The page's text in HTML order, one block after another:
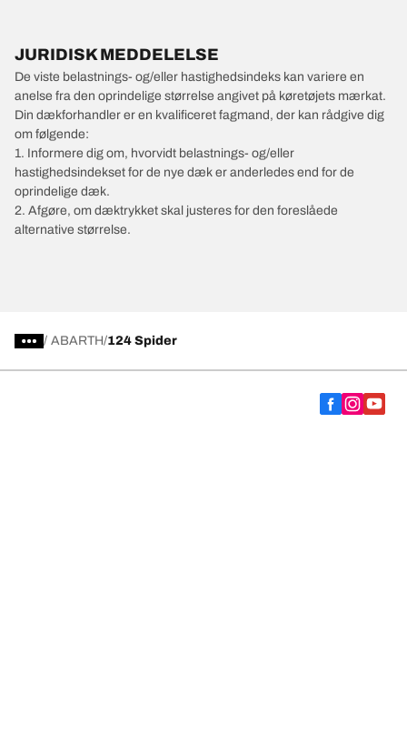
JURIDISK MEDDELELSE
De viste belastnings- og/eller hastighedsindeks kan variere en
anelse fra den oprindelige størrelse angivet på køretøjets mærkat.
Din dækforhandler er en kvalificeret fagmand, der kan rådgive dig
om følgende:
1. Informere dig om, hvorvidt belastnings- og/eller
hastighedsindekset for de nye dæk er anderledes end for de
oprindelige dæk.
2. Afgøre, om dæktrykket skal justeres for den foreslåede
alternative størrelse.
/ ABARTH 124 Spider